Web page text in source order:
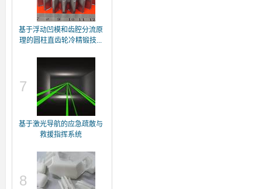
基于浮动凹模和齿腔分流原
理的圆柱直齿轮冷精锻技...
7
基于激光导航的应急疏散与
救援指挥系统
8